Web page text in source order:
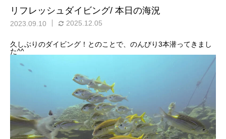
リフレッシュダイビング/ 本日の海況
2023.09.10 2025.12.05
久しぶりのダイビング！とのことで、のんびり3本潜ってきまし
た^^